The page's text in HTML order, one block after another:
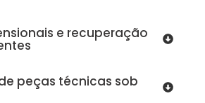
e recuperação
peças técnicas sob